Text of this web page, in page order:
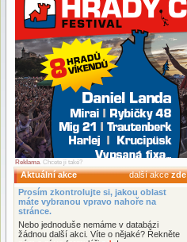
Reklama. Chcete ji také?
Aktuální akce další akcezde
Prosím zkontrolujte si, jakou oblast
máte vybranou vpravo nahoře na
stránce.
Nebo jednoduše nemáme v databázi
žádnou další akci. Víte o nějaké? Řekněte